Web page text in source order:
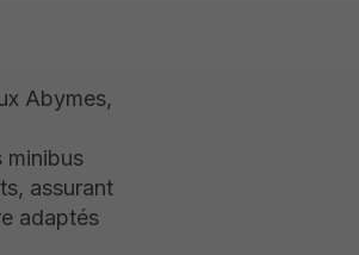
Abymes,
minibus
assurant
adaptés